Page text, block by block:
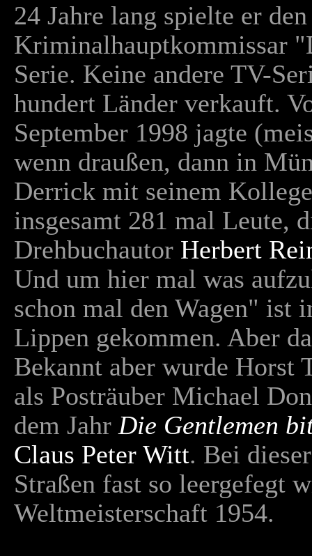
24 Jahre lang spielte er
Kriminalhauptkommissar
Serie. Keine andere TV-
hundert Länder verkauft.
September 1998 jagte
wenn draußen, dann in
Derrick mit seinem
insgesamt 281 mal Leute,
Drehbuchautor Herbert
Und um hier mal was
schon mal den Wagen" ist
Lippen gekommen. Aber
Bekannt aber wurde Horst
als Posträuber Michael
dem Jahr Die Gentlemen
Claus Peter Witt. Bei
Straßen fast so leergefegt
Weltmeisterschaft 1954.